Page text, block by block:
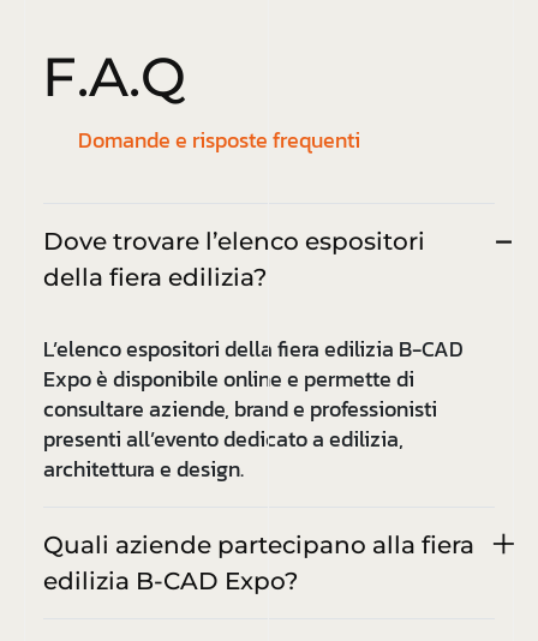
F.A.Q
Domande e risposte frequenti
Dove trovare l’elenco espositori
della fiera edilizia?
L’elenco espositori della fiera edilizia B-CAD
Expo è disponibile online e permette di
consultare aziende, brand e professionisti
presenti all’evento dedicato a edilizia,
architettura e design.
Quali aziende partecipano alla fiera
edilizia B-CAD Expo?